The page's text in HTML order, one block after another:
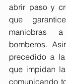
abrir paso y
que
maniobras
bomberos.
precedido a
que impidan
comunicando